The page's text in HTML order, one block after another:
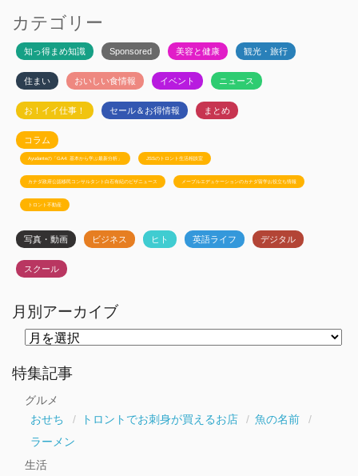
カテゴリー
知っ得まめ知識 Sponsored 美容と健康 観光・旅行
住まい おいしい食情報 イベント ニュース
お！イイ仕事！ セール＆お得情報 まとめ
コラム
Ayudanteの「GA4: 基本から学ぶ最新分析」 JSSのトロント生活相談室
カナダ政府公認移民コンサルタント白石有紀のビザニュース メープルエデュケーションのカナダ留学お役立ち情報
トロント不動産
写真・動画 ビジネス ヒト 英語ライフ デジタル
スクール
月別アーカイブ
ー
カ
特集記事
グルメ
おせち
トロントでお刺身が買えるお店
魚の名前
ラーメン
生活